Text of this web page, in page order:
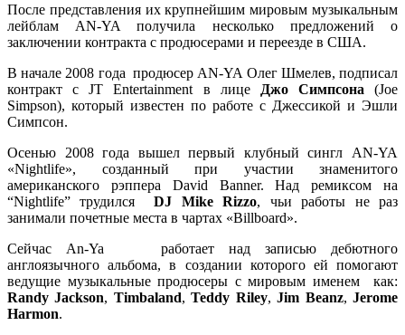
После представления их крупнейшим мировым музыкальным
лейблам AN-YA получила несколько предложений о
заключении контракта с продюсерами и переезде в США.
В начале 2008 года продюсер AN-YA Олег Шмелев, подписал
контракт с JT Entertainment в лице
Джо Симпсона (Joe
Simpson), который известен по работе с Джессикой и Эшли
Симпсон.
Осенью 2008 года вышел первый клубный сингл AN-YA
«Nightlife», созданный при участии знаменитого
американского рэппера David Banner. Над ремиксом на
“Nightlife” трудилсяDJ Mike Rizzo, чьи работы не раз
занимали почетные места в чартах «Billboard».
Сейчас An-Ya работает над записью дебютного
англоязычного альбома, в создании которого ей помогают
ведущие музыкальные продюсеры с мировым именем как:
Randy Jackson, Timbaland,Teddy Riley,Jim Beanz,Jerome
Harmon.